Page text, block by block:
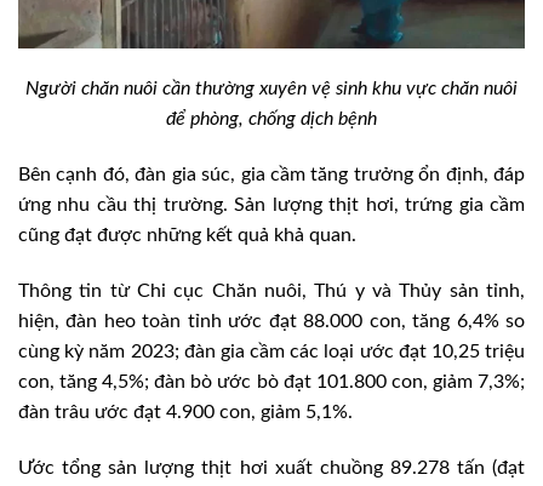
Người chăn nuôi cần thường xuyên vệ sinh khu vực chăn nuôi
để phòng, chống dịch bệnh
Bên cạnh đó, đàn gia súc, gia cầm tăng trưởng ổn định, đáp
ứng nhu cầu thị trường. Sản lượng thịt hơi, trứng gia cầm
cũng đạt được những kết quả khả quan.
Thông tin từ Chi cục Chăn nuôi, Thú y và Thủy sản tỉnh,
hiện, đàn heo toàn tỉnh ước đạt 88.000 con, tăng 6,4% so
cùng kỳ năm 2023; đàn gia cầm các loại ước đạt 10,25 triệu
con, tăng 4,5%; đàn bò ước bò đạt 101.800 con, giảm 7,3%;
đàn trâu ước đạt 4.900 con, giảm 5,1%.
Ước tổng sản lượng thịt hơi xuất chuồng 89.278 tấn (đạt